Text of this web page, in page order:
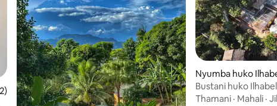
wastani wa 4.94 kati ya 5, tathmini 102
Nyumba huko
Bustani huko
Thamani · Mahali ·